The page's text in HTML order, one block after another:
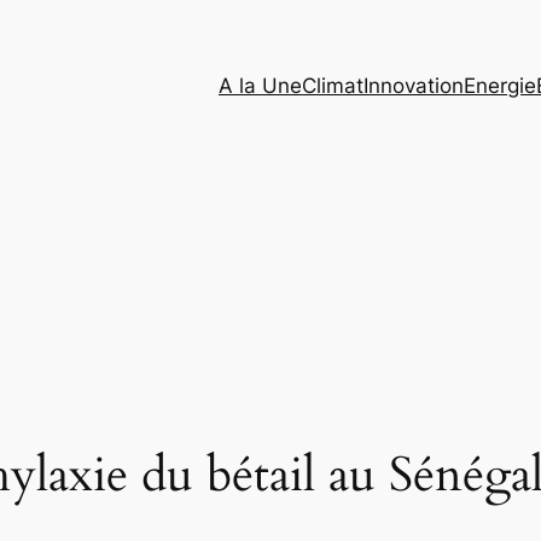
A la UneClimatInnovationEnergie
du bétail au